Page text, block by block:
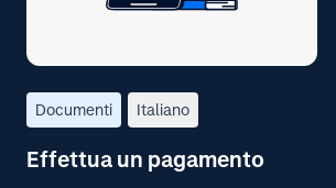
Documenti Italiano
Effettua un pagamento